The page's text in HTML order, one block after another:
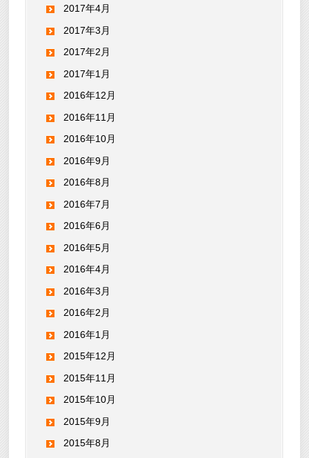
2017年4月
2017年3月
2017年2月
2017年1月
2016年12月
2016年11月
2016年10月
2016年9月
2016年8月
2016年7月
2016年6月
2016年5月
2016年4月
2016年3月
2016年2月
2016年1月
2015年12月
2015年11月
2015年10月
2015年9月
2015年8月